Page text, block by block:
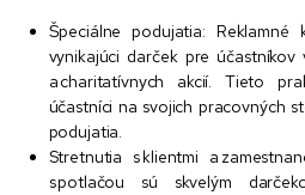
Špeciálne podujatia: Reklamné
vynikajúci darček pre
a charitatívnych akcií. Tieto
účastníci na svojich pracovných
podujatia.
Stretnutia s klientmi a
s potlačou sú skvelým